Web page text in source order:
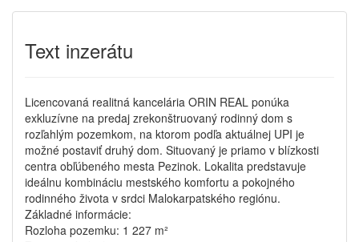
Text inzerátu
Licencovaná realitná kancelária ORIN REAL ponúka
exkluzívne na predaj zrekonštruovaný rodinný dom s
rozľahlým pozemkom, na ktorom podľa aktuálnej UPI je
možné postaviť druhý dom. Situovaný je priamo v blízkosti
centra obľúbeného mesta Pezinok. Lokalita predstavuje
ideálnu kombináciu mestského komfortu a pokojného
rodinného života v srdci Malokarpatského regiónu.
Základné informácie:
Rozloha pozemku: 1 227 m²